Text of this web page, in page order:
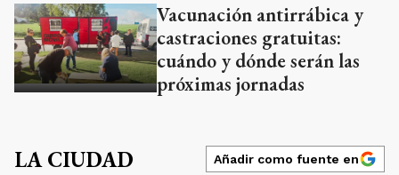
Vacunación antirrábica y
castraciones gratuitas:
cuándo y dónde serán las
próximas jornadas
LA CIUDAD Añadir como fuente en